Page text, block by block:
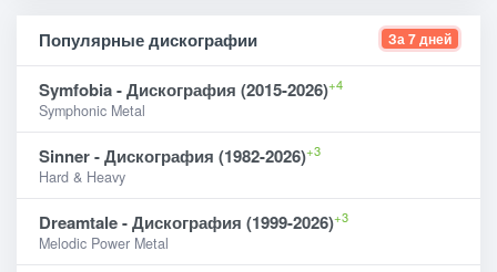
Популярные дискографии За 7 дней
Symfobia - Дискография (2015-2026)+4
Symphonic Metal
Sinner - Дискография (1982-2026)+3
Hard & Heavy
Dreamtale - Дискография (1999-2026)+3
Melodic Power Metal